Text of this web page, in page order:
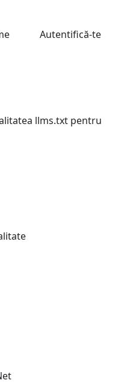
Autentifică-te
llms.txt pentru